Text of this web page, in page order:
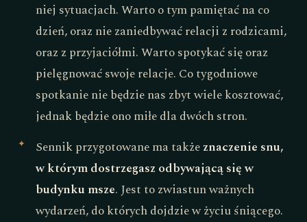
niej sytuacjach. Warto o tym pamiętać na co
dzień, oraz nie zaniedbywać relacji z rodzicami,
oraz z przyjaciółmi. Warto spotykać się oraz
pielęgnować swoje relacje. Co tygodniowe
spotkanie nie będzie nas zbyt wiele kosztować,
jednak będzie ono miłe dla dwóch stron.
Sennik przygotowane ma takżeznaczenie snu,
w którym dostrzegasz odbywającą się w
budynku msze. Jest to zwiastun ważnych
wydarzeń, do których dojdzie w życiu śniącego.